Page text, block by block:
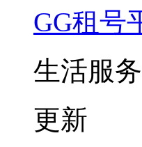
GG租号
生活服
更新